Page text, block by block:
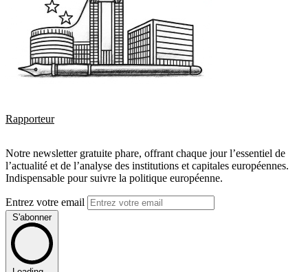
Rapporteur
Notre newsletter gratuite phare, offrant chaque jour l’essentiel de
l’actualité et de l’analyse des institutions et capitales européennes.
Indispensable pour suivre la politique européenne.
Entrez votre email
S'abonner